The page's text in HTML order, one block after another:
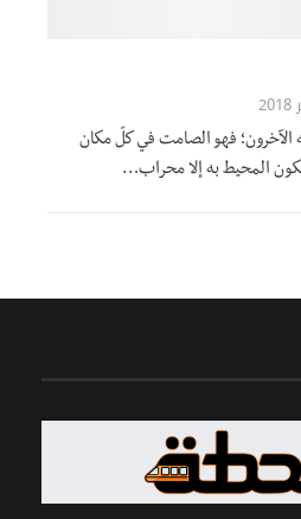
الآخرون؛ فهو الصامت في كلّ مكان
المحيط به إلا محراب…